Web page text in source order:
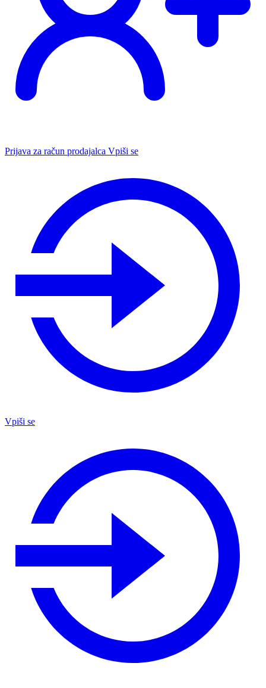
Prijava za račun prodajalca Vpiši se
Vpiši se